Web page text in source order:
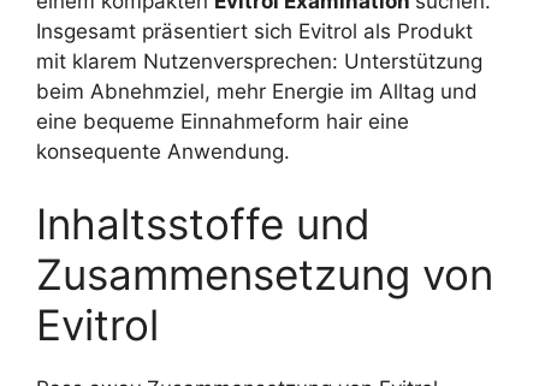
Insgesamt präsentiert sich Evitrol als Produkt
mit klarem Nutzenversprechen: Unterstützung
beim Abnehmziel, mehr Energie im Alltag und
eine bequeme Einnahmeform hair eine
konsequente Anwendung.
Inhaltsstoffe und
Zusammensetzung von
Evitrol